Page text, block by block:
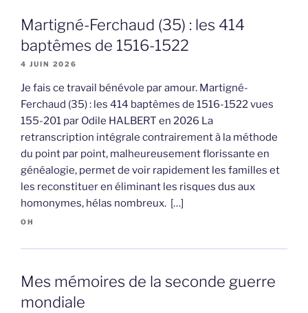
Martigné-Ferchaud (35) : les 414
baptêmes de 1516-1522
4 JUIN 2026
Je fais ce travail bénévole par amour. Martigné-
Ferchaud (35) : les 414 baptêmes de 1516-1522 vues
155-201 par Odile HALBERT en 2026 La
retranscription intégrale contrairement à la méthode
du point par point, malheureusement florissante en
généalogie, permet de voir rapidement les familles et
les reconstituer en éliminant les risques dus aux
homonymes, hélas nombreux. […]
OH
Mes mémoires de la seconde guerre
mondiale